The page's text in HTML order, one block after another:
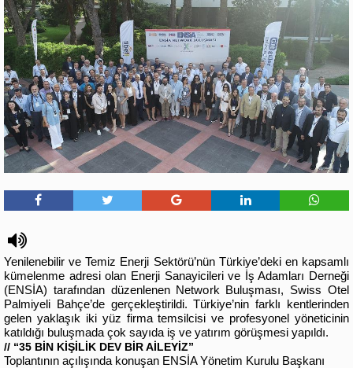
Yenilenebilir ve Temiz Enerji Sektörü’nün Türkiye’deki en kapsamlı
kümelenme adresi olan Enerji Sanayicileri ve İş Adamları Derneği
(ENSİA) tarafından düzenlenen Network Buluşması, Swiss Otel
Palmiyeli Bahçe’de gerçekleştirildi. Türkiye’nin farklı kentlerinden
gelen yaklaşık iki yüz firma temsilcisi ve profesyonel yöneticinin
katıldığı buluşmada çok sayıda iş ve yatırım görüşmesi yapıldı.
// “35 BİN KİŞİLİK DEV BİR AİLEYİZ”
Toplantının açılışında konuşan ENSİA Yönetim Kurulu Başkanı